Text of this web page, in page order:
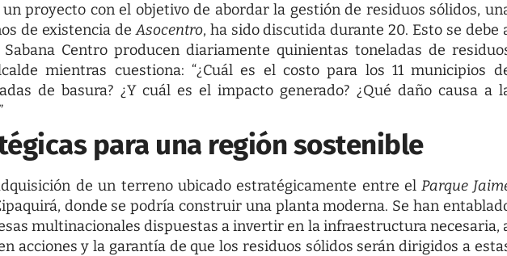
un proyecto con el objetivo de abordar la gestión de residuos sólidos,
de existencia deAsocentro, ha sido discutida durante 20. Esto se debe
Centro producen diariamente quinientas toneladas de
mientras cuestiona: “¿Cuál es el costo para los 11 municipios
de basura? ¿Y cuál es el impacto generado? ¿Qué daño causa a
para una región sostenible
de un terreno ubicado estratégicamente entre elParque
donde se podría construir una planta moderna. Se han
multinacionales dispuestas a invertir en la infraestructura necesaria,
acciones y la garantía de que los residuos sólidos serán dirigidos a